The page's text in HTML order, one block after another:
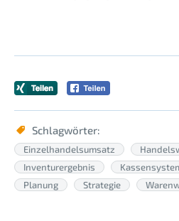
Schlagwörter:
Einzelhandelsumsatz
Inventurergebnis
Planung
Strategie